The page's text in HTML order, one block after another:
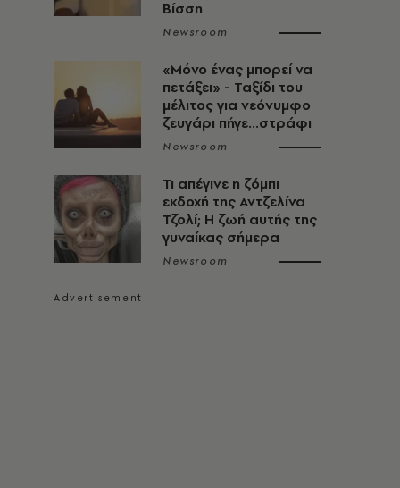
Βίσση
Newsroom
«Μόνο ένας μπορεί να
πετάξει» - Ταξίδι του
μέλιτος για νεόνυμφο
ζευγάρι πήγε...στράφι
Newsroom
Τι απέγινε η ζόμπι
εκδοχή της Αντζελίνα
Τζολί; Η ζωή αυτής της
γυναίκας σήμερα
Newsroom